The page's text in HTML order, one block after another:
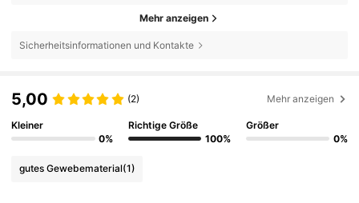
Mehr anzeigen
Sicherheitsinformationen und Kontakte
5,00 (2) Mehr anzeigen
Kleiner
0%
Richtige Größe
100%
Größer
0%
gutes Gewebematerial(1)